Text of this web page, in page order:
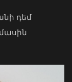
դեմ